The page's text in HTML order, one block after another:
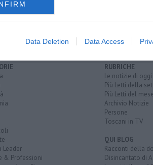
Data Deletion Data Access
Leader
& Professioni
RUBRICHE
Le notizie di oggi
Più Letti della
Più Letti del mese
Archivio Notizie
Persone
Toscani in TV
QUI BLOG
Racconti della
Disincantato di